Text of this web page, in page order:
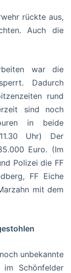
rückte aus,
Auch die
war die
Dadurch
rund
sind noch
in beide
Uhr) Der
Euro. (Im
Polizei die FF
FF Eiche
mit dem
unbekannte
Schönfelder